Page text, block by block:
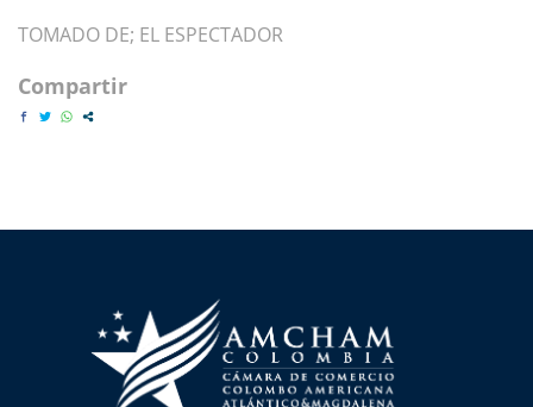
TOMADO DE; EL ESPECTADOR
Compartir